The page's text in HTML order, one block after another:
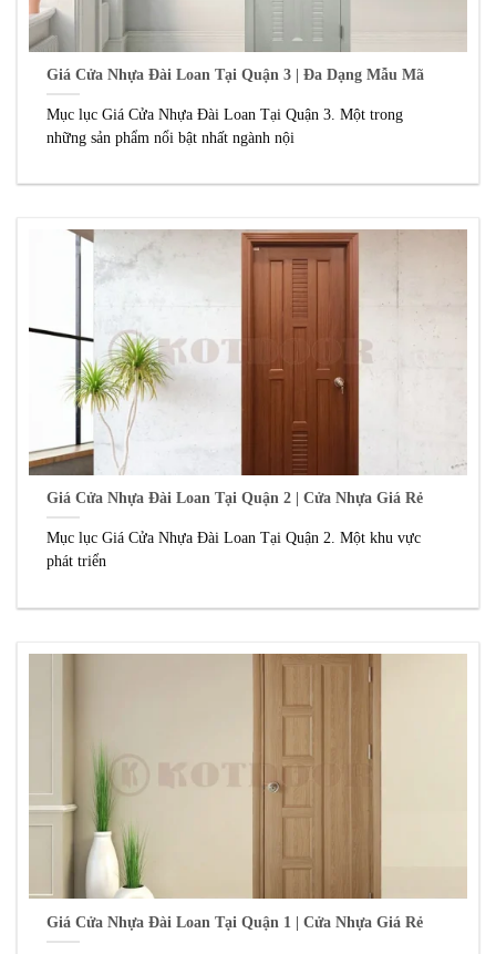
Giá Cửa Nhựa Đài Loan Tại Quận 3 | Đa Dạng Mẫu Mã
Mục lục Giá Cửa Nhựa Đài Loan Tại Quận 3. Một trong
những sản phẩm nổi bật nhất ngành nội
Giá Cửa Nhựa Đài Loan Tại Quận 2 | Cửa Nhựa Giá Rẻ
Mục lục Giá Cửa Nhựa Đài Loan Tại Quận 2. Một khu vực
phát triển
Giá Cửa Nhựa Đài Loan Tại Quận 1 | Cửa Nhựa Giá Rẻ